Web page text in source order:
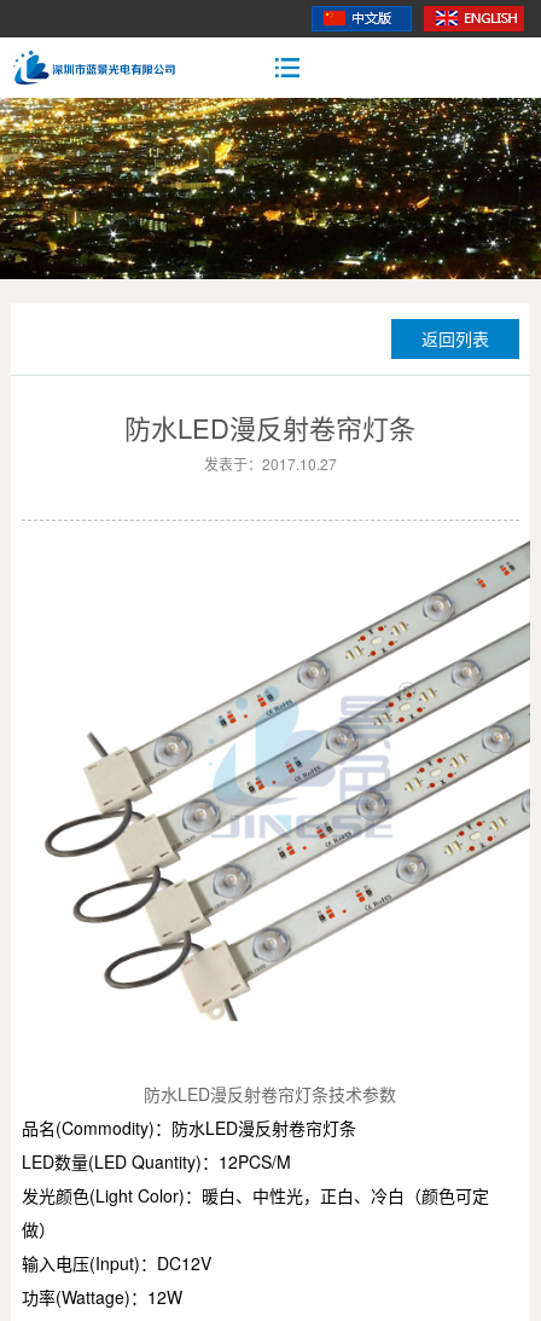
返回列表
防水LED漫反射卷帘灯条
发表于：2017.10.27
防水LED漫反射卷帘灯条技术参数
品名(Commodity)：防水LED漫反射卷帘灯条
LED数量(LED Quantity)：12PCS/M
发光颜色(Light Color)：暖白、中性光，正白、冷白（颜色可定
做）
输入电压(Input)：DC12V
功率(Wattage)：12W